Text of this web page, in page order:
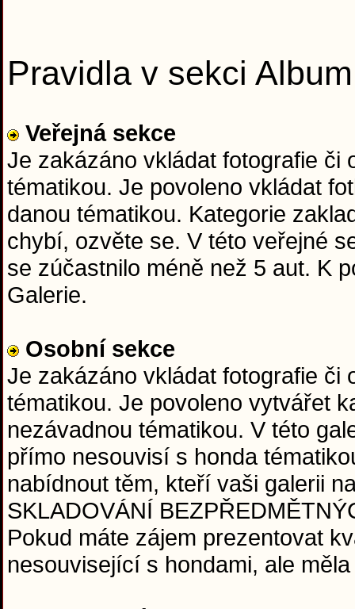
Pravidla v sekci Album
Veřejná sekce
Je zakázáno vkládat fotografie či
tématikou. Je povoleno vkládat
danou tématikou. Kategorie
chybí, ozvěte se. V této veřejné
se zúčastnilo méně než 5 aut. K
Galerie.
Osobní sekce
Je zakázáno vkládat fotografie či
tématikou. Je povoleno vytvářet
nezávadnou tématikou. V této
přímo nesouvisí s honda
nabídnout těm, kteří vaši galerii
SKLADOVÁNÍ
Pokud máte zájem prezentovat
nesouvisející s hondami, ale